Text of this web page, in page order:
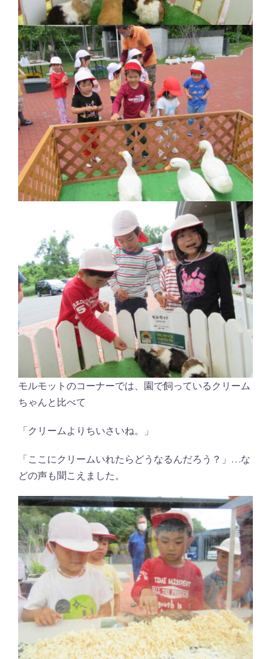
モルモットのコーナーでは、園で飼っているクリーム
ちゃんと比べて
「クリームよりちいさいね。」
「ここにクリームいれたらどうなるんだろう？」…な
どの声も聞こえました。